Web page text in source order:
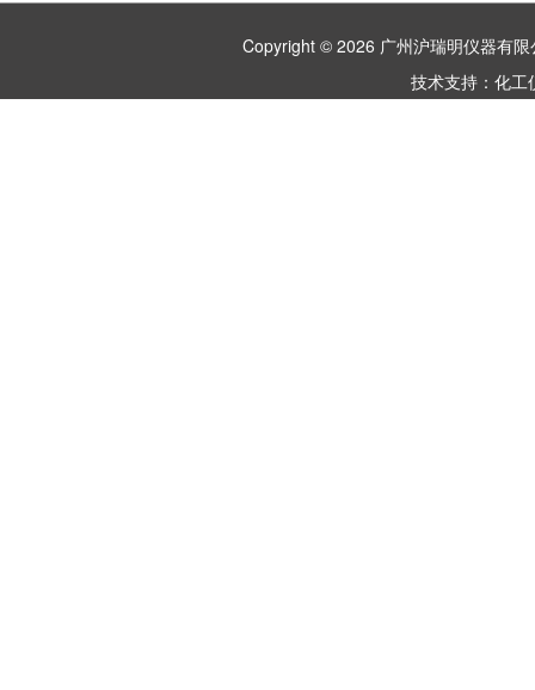
Copyright © 2026 广州沪瑞明仪器有
技术支持： 化工